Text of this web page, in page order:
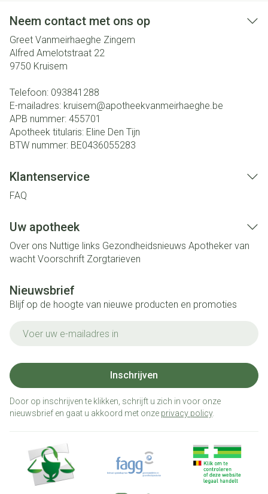
Neem contact met ons op
Greet Vanmeirhaeghe Zingem
Alfred Amelotstraat 22
9750 Kruisem
Telefoon: 093841288
E-mailadres: kruisem@apotheekvanmeirhaeghe.be
APB nummer: 455701
Apotheek titularis: Eline Den Tijn
BTW nummer: BE0436055283
Klantenservice
FAQ
Uw apotheek
Over ons Nuttige links Gezondheidsnieuws Apotheker van
wacht Voorschrift Zorgtarieven
Nieuwsbrief
Blijf op de hoogte van nieuwe producten en promoties
Inschrijven
Door op inschrijven te klikken, schrijft u zich in voor onze
nieuwsbrief en gaat u akkoord met onze privacy policy.